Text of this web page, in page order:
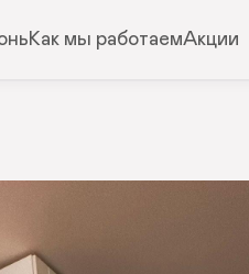
Как мы работаемАкции